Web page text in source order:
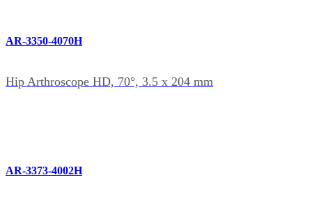
AR-3350-4070H
Hip Arthroscope HD, 70°, 3.5 x 204 mm
AR-3373-4002H